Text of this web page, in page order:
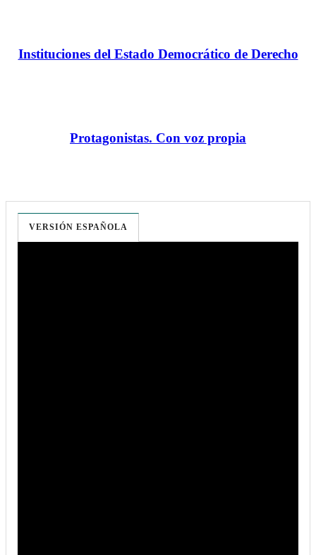
Instituciones del Estado Democrático de Derecho
Protagonistas. Con voz propia
VERSIÓN ESPAÑOLA